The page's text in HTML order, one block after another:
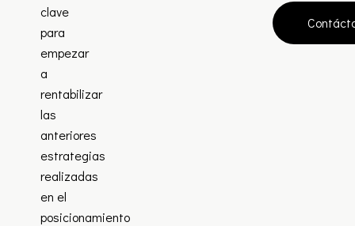
clave
para
empezar
a
rentabilizar
las
anteriores
estrategias
realizadas
en el
posicionamiento